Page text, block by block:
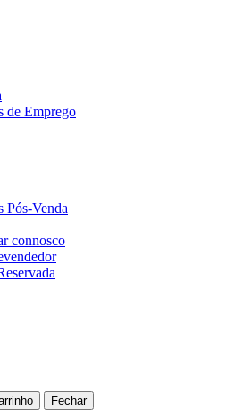
de Emprego
Pós-Venda
connosco
Fechar